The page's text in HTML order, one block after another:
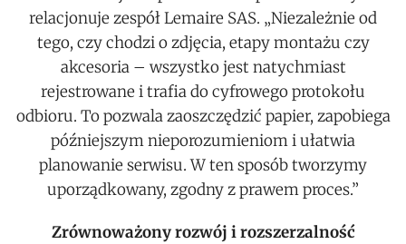
relacjonuje zespół Lemaire SAS. „Niezależnie od
tego, czy chodzi o zdjęcia, etapy montażu czy
akcesoria – wszystko jest natychmiast
rejestrowane i trafia do cyfrowego protokołu
odbioru. To pozwala zaoszczędzić papier, zapobiega
późniejszym nieporozumieniom i ułatwia
planowanie serwisu. W ten sposób tworzymy
uporządkowany, zgodny z prawem proces.”
Zrównoważony rozwój i rozszerzalność